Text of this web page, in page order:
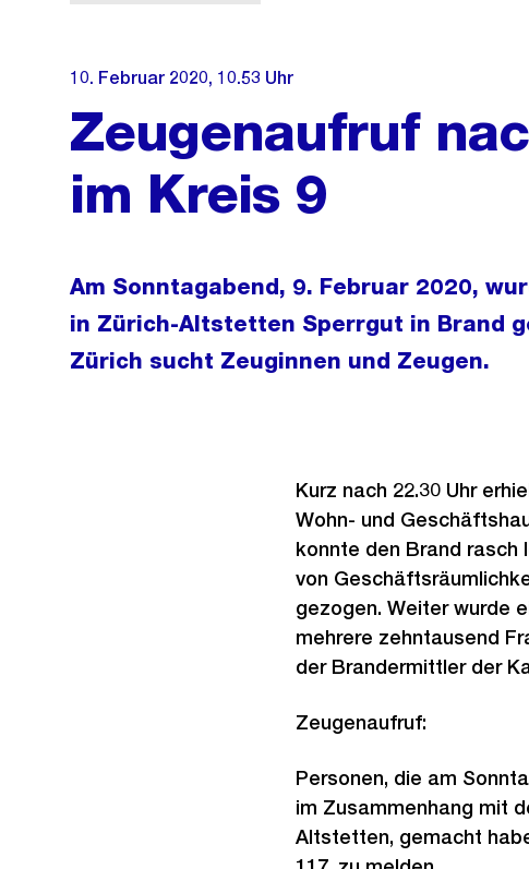
10. Februar 2020, 10.53 Uhr
Zeugenaufruf
im Kreis 9
Am Sonntagabend, 9. Februar 2020,
in Zürich-Altstetten Sperrgut in Brand
Zürich sucht Zeuginnen und Zeugen.
Kurz nach 22.30 Uhr
Wohn- und
konnte den Brand rasch
von
gezogen. Weiter wurde
mehrere zehntausend
der Brandermittler der
Zeugenaufruf:
Personen, die am
im Zusammenhang mit
Altstetten, gemacht